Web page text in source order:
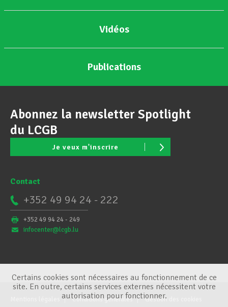
Vidéos
Publications
Abonnez la newsletter Spotlight
du LCGB
Je veux m'inscrire
Contact
+352 49 94 24 - 222
+352 49 94 24 - 249
infocenter@lcgb.lu
Conditions générales Gestion des cookies
Certains cookies sont nécessaires au fonctionnement de ce
site. En outre, certains services externes nécessitent votre
autorisation pour fonctionner.